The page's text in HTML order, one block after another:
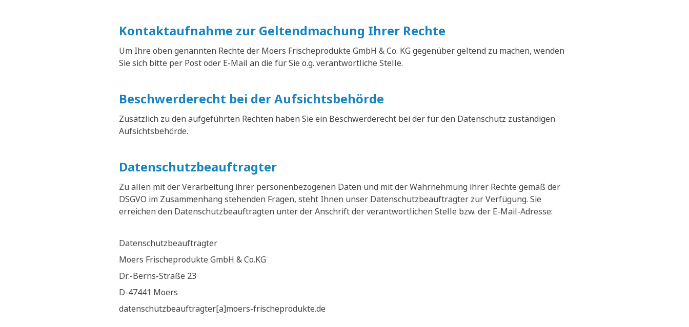
Kontaktaufnahme zur Geltendmachung Ihrer Rechte
Um Ihre oben genannten Rechte der Moers Frischeprodukte GmbH & Co. KG gegenüber geltend zu machen, wenden
Sie sich bitte per Post oder E-Mail an die für Sie o.g. verantwortliche Stelle.
Beschwerderecht bei der Aufsichtsbehörde
Zusätzlich zu den aufgeführten Rechten haben Sie ein Beschwerderecht bei der für den Datenschutz zuständigen
Aufsichtsbehörde.
Datenschutzbeauftragter
Zu allen mit der Verarbeitung ihrer personenbezogenen Daten und mit der Wahrnehmung ihrer Rechte gemäß der
DSGVO im Zusammenhang stehenden Fragen, steht Ihnen unser Datenschutzbeauftragter zur Verfügung. Sie
erreichen den Datenschutzbeauftragten unter der Anschrift der verantwortlichen Stelle bzw. der E-Mail-Adresse:
Datenschutzbeauftragter
Moers Frischeprodukte GmbH & Co.KG
Dr.-Berns-Straße 23
D-47441 Moers
datenschutzbeauftragter[a]moers-frischeprodukte.de